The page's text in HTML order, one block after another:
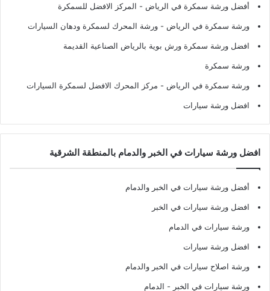
أفضل ورشة سمكرة في الرياض - المركز الافضل للسمكرة
ورشة سمكرة في الرياض - ورشة المحرك لسمكرة ودهان السيارات
افضل ورشة سمكرة ورش بوية بالرياض الصناعية القديمة
ورشة سمكرة
ورشة سمكرة في الرياض - مركز المحرك الافضل لسمكرة السيارات
افضل ورشة سيارات
افضل ورشة سيارات في الخبر والدمام بالمنطقة الشرقية
أفضل ورشة سيارات في الخبر والدمام
افضل ورشة سيارات في الخبر
ورشة سيارات في الدمام
افضل ورشة سيارات
ورشة اصلاح سيارات في الخبر والدمام
ورشة سيارات في الخبر - الدمام